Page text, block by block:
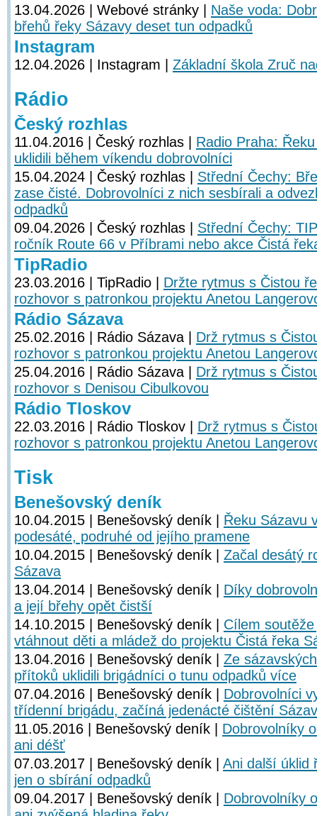
13.04.2026 | Webové stránky | Naše voda:
břehů řeky Sázavy deset tun odpadků
Instagram
12.04.2026 | Instagram | Základní škola Zruč
Rádio
Český rozhlas
11.04.2016 | Český rozhlas | Radio Praha:
uklidili během víkendu dobrovolníci
15.04.2024 | Český rozhlas | Střední Čechy:
zase čisté. Dobrovolníci z nich sesbírali a
odpadků
09.04.2026 | Český rozhlas | Střední Čechy:
ročník Route 66 v Příbrami nebo akce Čistá
TipRadio
23.03.2016 | TipRadio | Držte rytmus s Čistou
rozhovor s patronkou projektu Anetou
Rádio Sázava
25.02.2016 | Rádio Sázava | Drž rytmus s
rozhovor s patronkou projektu Anetou
25.04.2016 | Rádio Sázava | Drž rytmus s
rozhovor s Denisou Cibulkovou
Rádio Tloskov
22.03.2016 | Rádio Tloskov | Drž rytmus s
rozhovor s patronkou projektu Anetou
Tisk
Benešovský deník
10.04.2015 | Benešovský deník | Řeku Sázavu
podesáté, podruhé od jejího pramene
10.04.2015 | Benešovský deník | Začal desátý
Sázava
13.04.2014 | Benešovský deník | Díky
a její břehy opět čistší
14.10.2015 | Benešovský deník | Cílem
vtáhnout děti a mládež do projektu Čistá řeka
13.04.2016 | Benešovský deník | Ze
přítoků uklidili brigádníci o tunu odpadků více
07.04.2016 | Benešovský deník | Dobrovolníci
třídenní brigádu, začíná jedenácté čištění
11.05.2016 | Benešovský deník | Dobrovolníky
ani déšť
07.03.2017 | Benešovský deník | Ani další úklid
jen o sbírání odpadků
09.04.2017 | Benešovský deník | Dobrovolníky